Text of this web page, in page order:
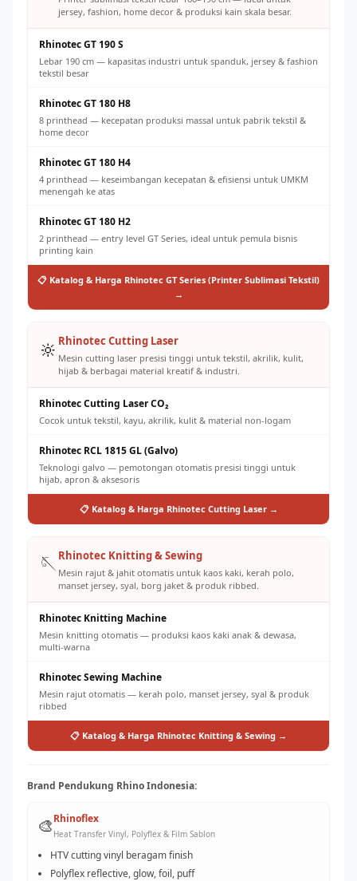
jersey, fashion, home decor & produksi kain skala besar.
Rhinotec GT 190 S
Lebar 190 cm — kapasitas industri untuk spanduk, jersey & fashion
tekstil besar
Rhinotec GT 180 H8
8 printhead — kecepatan produksi massal untuk pabrik tekstil &
home decor
Rhinotec GT 180 H4
4 printhead — keseimbangan kecepatan & efisiensi untuk UMKM
menengah ke atas
Rhinotec GT 180 H2
2 printhead — entry level GT Series, ideal untuk pemula bisnis
printing kain
📋 Katalog & Harga Rhinotec GT Series (Printer Sublimasi Tekstil)
→
🔆 Rhinotec Cutting Laser
Mesin cutting laser presisi tinggi untuk tekstil, akrilik, kulit,
hijab & berbagai material kreatif & industri.
Rhinotec Cutting Laser CO₂
Cocok untuk tekstil, kayu, akrilik, kulit & material non-logam
Rhinotec RCL 1815 GL (Galvo)
Teknologi galvo — pemotongan otomatis presisi tinggi untuk
hijab, apron & aksesoris
📋 Katalog & Harga Rhinotec Cutting Laser →
🪡Rhinotec Knitting & Sewing
Mesin rajut & jahit otomatis untuk kaos kaki, kerah polo,
manset jersey, syal, borg jaket & produk ribbed.
Rhinotec Knitting Machine
Mesin knitting otomatis — produksi kaos kaki anak & dewasa,
multi-warna
Rhinotec Sewing Machine
Mesin rajut otomatis — kerah polo, manset jersey, syal & produk
ribbed
📋 Katalog & Harga Rhinotec Knitting & Sewing →
Brand Pendukung Rhino Indonesia:
🎨Rhinoflex
Heat Transfer Vinyl, Polyflex & Film Sablon
HTV cutting vinyl beragam finish
Polyflex reflective, glow, foil, puff